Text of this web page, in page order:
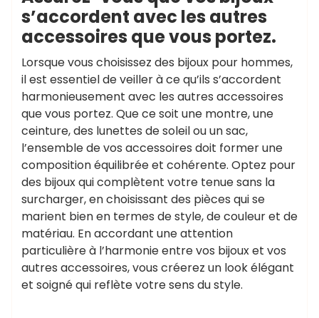
s’accordent avec les autres
accessoires que vous portez.
Lorsque vous choisissez des bijoux pour hommes,
il est essentiel de veiller à ce qu’ils s’accordent
harmonieusement avec les autres accessoires
que vous portez. Que ce soit une montre, une
ceinture, des lunettes de soleil ou un sac,
l’ensemble de vos accessoires doit former une
composition équilibrée et cohérente. Optez pour
des bijoux qui complètent votre tenue sans la
surcharger, en choisissant des pièces qui se
marient bien en termes de style, de couleur et de
matériau. En accordant une attention
particulière à l’harmonie entre vos bijoux et vos
autres accessoires, vous créerez un look élégant
et soigné qui reflète votre sens du style.